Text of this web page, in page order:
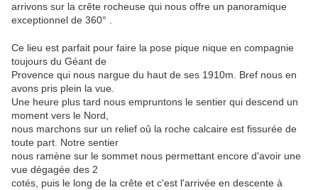
arrivons sur la crête rocheuse qui nous offre un panoramique
exceptionnel de 360° .
Ce lieu est parfait pour faire la pose pique nique en compagnie
toujours du Géant de
Provence qui nous nargue du haut de ses 1910m. Bref nous en
avons pris plein la vue.
Une heure plus tard nous empruntons le sentier qui descend un
moment vers le Nord,
nous marchons sur un relief oû la roche calcaire est fissurée de
toute part. Notre sentier
nous ramène sur le sommet nous permettant encore d'avoir une
vue dégagée des 2
cotés, puis le long de la crête et c'est l'arrivée en descente à